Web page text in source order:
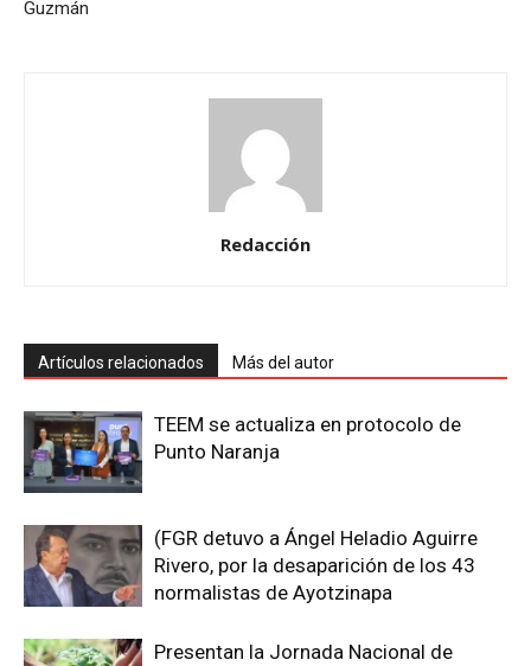
Guzmán
Redacción
Artículos relacionados Más del autor
TEEM se actualiza en protocolo de
Punto Naranja
(FGR detuvo a Ángel Heladio Aguirre
Rivero, por la desaparición de los 43
normalistas de Ayotzinapa
Presentan la Jornada Nacional de